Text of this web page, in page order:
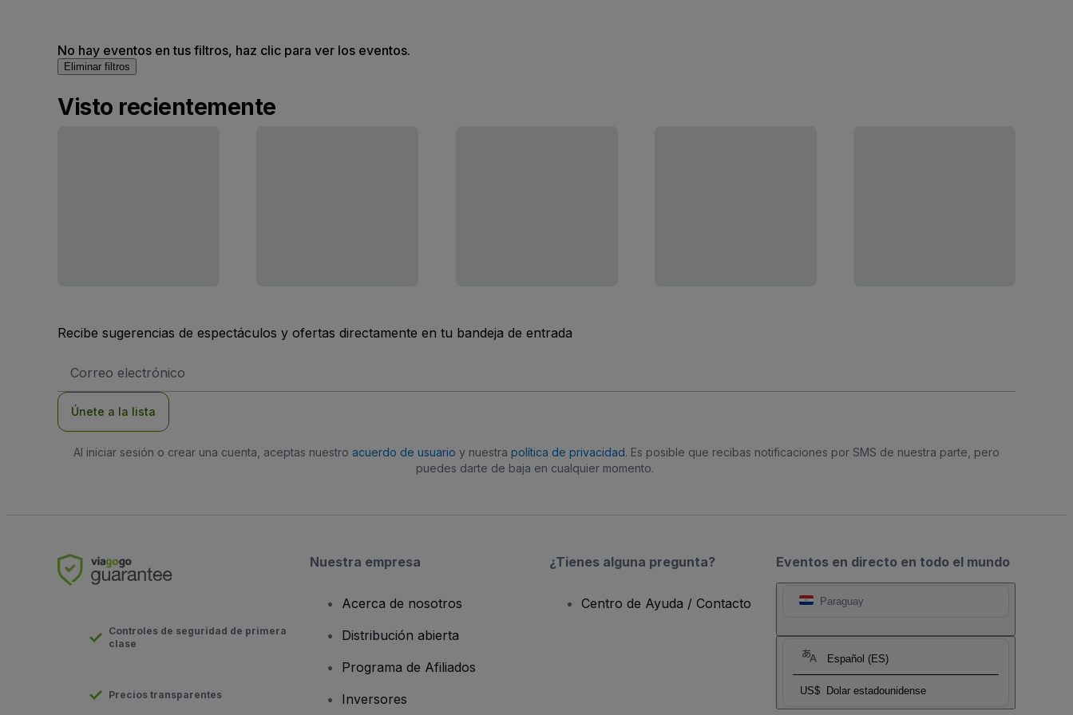
No hay eventos en tus filtros, haz clic para ver los eventos.
Eliminar filtros
Visto recientemente
Recibe sugerencias de espectáculos y ofertas directamente en tu bandeja de entrada
de
Únete a la lista
Al iniciar sesión o crear una cuenta, aceptas nuestro acuerdo de usuario y nuestra política de privacidad. Es posible que recibas notificaciones por SMS de nuestra parte, pero
puedes darte de baja en cualquier momento.
Eventos en directo en todo el mundo
Paraguay
Español (ES)
US$ Dolar estadounidense
Controles de seguridad de primera
clase
Precios transparentes
Nuestra empresa
Acerca de nosotros
Distribución abierta
Programa de Afiliados
Inversores
¿Tienes alguna pregunta?
Centro de Ayuda / Contacto